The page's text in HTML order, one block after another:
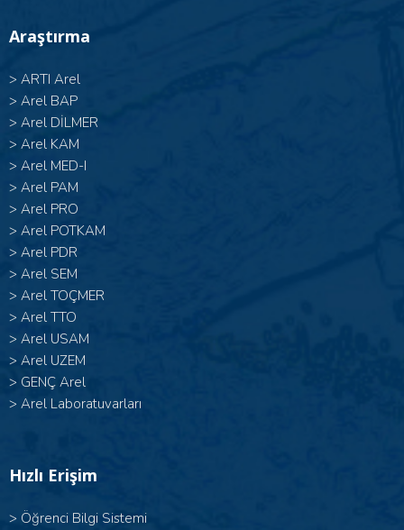
Araştırma
> ARTI Arel
> Arel BAP
> Arel DİLMER
> Arel KAM
> Arel MED-I
> Arel PAM
> Arel PRO
> Arel POTKAM
> Arel PDR
> Arel SEM
> Arel TOÇMER
> Arel TTO
> Arel USAM
> Arel UZEM
> GENÇ Arel
> Arel Laboratuvarları
Hızlı Erişim
> Öğrenci Bilgi Sistemi